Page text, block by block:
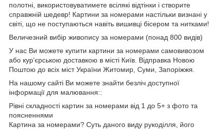
полотні, використовуватимете всілякі відтінки і створите
справжній шедевр! Картини за номерами настільки визнані у
світі, що не поступаються навіть вишивці бісером та нитками!
Величезний вибір живопису за номерами (понад 800 видів)
У нас Ви можете купити картини за номерами самовивозом
або кур'єрською доставкою в місті Київ. Відправка Новою
Поштою до всіх міст України Житомир, Суми, Запоріжжя.
На нашому сайті Ви можете знайти безліч доступної
інформації для малювання::
Рівні складності картин за номерами від 1 до 5+ з фото та
поясненнями
Картина за номерами? Суть даного виду рукоділля, його